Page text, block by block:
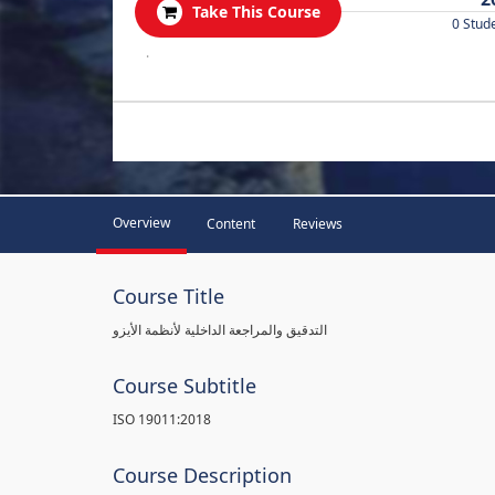
Take This Course
0
.
Overview Content Reviews
Course Title
التدقيق والمراجعة الداخلية لأنظمة الأيزو
Course Subtitle
ISO 19011:2018
Course Description